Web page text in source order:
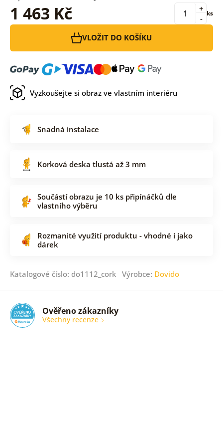
1 463 Kč -
+ ks
VLOŽIT DO KOŠÍKU
Vyzkoušejte si obraz ve vlastním interiéru
Snadná instalace
Korková deska tlustá až 3 mm
Součástí obrazu je 10 ks připínáčků dle
vlastního výběru
Rozmanité využití produktu - vhodné i jako
dárek
Katalogové číslo: do1112_cork Výrobce: Dovido
Ověřeno zákazníky
Všechny recenze